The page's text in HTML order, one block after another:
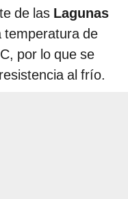
de las Lagunas
de
por lo que se
al frío.